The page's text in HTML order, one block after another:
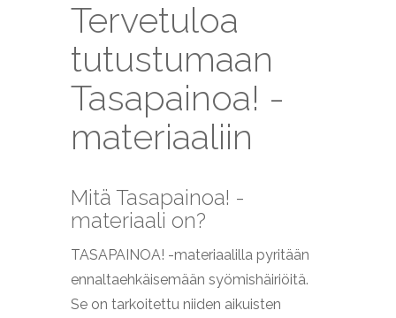
Tervetuloa
tutustumaan
Tasapainoa! -
materiaaliin
Mitä Tasapainoa! -
materiaali on?
TASAPAINOA! -materiaalilla pyritään
ennaltaehkäisemään syömishäiriöitä.
Se on tarkoitettu niiden aikuisten